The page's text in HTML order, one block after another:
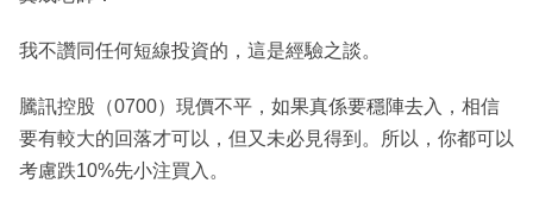
我不讚同任何短線投資的，這是經驗之談。
騰訊控股（0700）現價不平，如果真係要穩陣去入，相信
要有較大的回落才可以，但又未必見得到。所以，你都可以
考慮跌10%先小注買入。